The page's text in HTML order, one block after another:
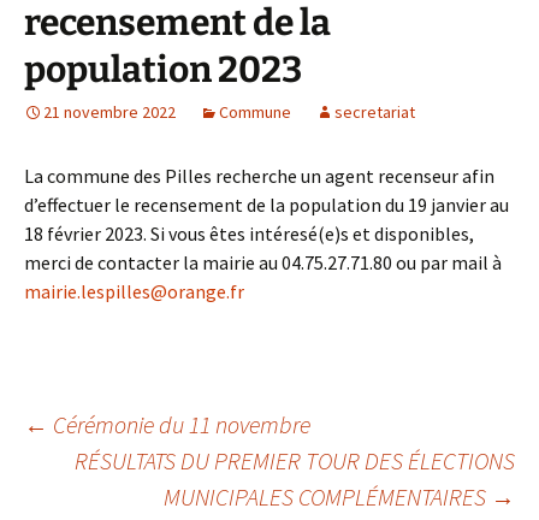
recensement de la
population 2023
21 novembre 2022 Commune secretariat
La commune des Pilles recherche un agent recenseur afin
d’effectuer le recensement de la population du 19 janvier au
18 février 2023. Si vous êtes intéresé(e)s et disponibles,
merci de contacter la mairie au 04.75.27.71.80 ou par mail à
mairie.lespilles@orange.fr
Navigation
← Cérémonie du 11 novembre
RÉSULTATS DU PREMIER TOUR DES ÉLECTIONS
MUNICIPALES COMPLÉMENTAIRES →